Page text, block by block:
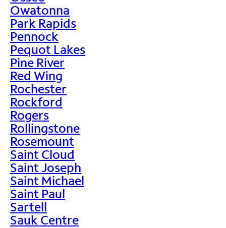
Owatonna
Park Rapids
Pennock
Pequot Lakes
Pine River
Red Wing
Rochester
Rockford
Rogers
Rollingstone
Rosemount
Saint Cloud
Saint Joseph
Saint Michael
Saint Paul
Sartell
Sauk Centre